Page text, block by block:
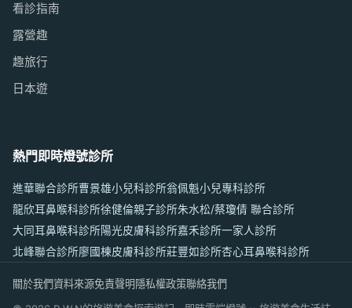
看診指南
露營趣
趣旅行
日本遊
熱門即時燈號診所
進華聯合診所曹景雄小兒科診所翁佩魁小兒專科診所
龍欣耳鼻喉科診所徐健倫親子診所朱水松/蔡瓊倩 聯合診所
大同耳鼻喉科診所陽光皮膚科診所嘉禾診所一家人診所
北峰聯合診所廖國棟皮膚科診所莊豐如診所杏心耳鼻喉科診所
關於我們資料來源免責聲明隱私權政策聯絡我們